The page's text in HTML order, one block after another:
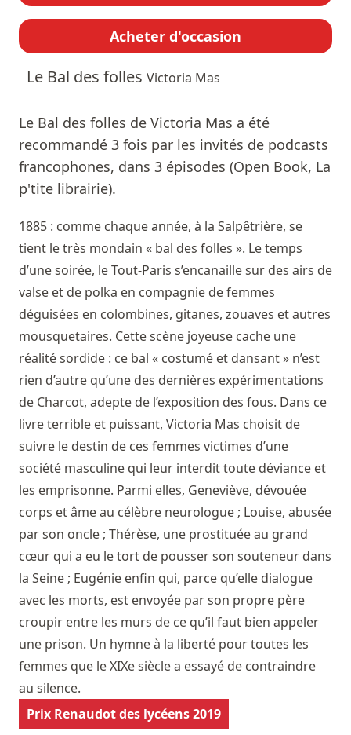
Acheter d'occasion
Le Bal des folles Victoria Mas
Le Bal des folles de Victoria Mas a été
recommandé 3 fois par les invités de podcasts
francophones, dans 3 épisodes (Open Book, La
p'tite librairie).
1885 : comme chaque année, à la Salpêtrière, se
tient le très mondain « bal des folles ». Le temps
d’une soirée, le Tout-Paris s’encanaille sur des airs de
valse et de polka en compagnie de femmes
déguisées en colombines, gitanes, zouaves et autres
mousquetaires. Cette scène joyeuse cache une
réalité sordide : ce bal « costumé et dansant » n’est
rien d’autre qu’une des dernières expérimentations
de Charcot, adepte de l’exposition des fous. Dans ce
livre terrible et puissant, Victoria Mas choisit de
suivre le destin de ces femmes victimes d’une
société masculine qui leur interdit toute déviance et
les emprisonne. Parmi elles, Geneviève, dévouée
corps et âme au célèbre neurologue ; Louise, abusée
par son oncle ; Thérèse, une prostituée au grand
cœur qui a eu le tort de pousser son souteneur dans
la Seine ; Eugénie enfin qui, parce qu’elle dialogue
avec les morts, est envoyée par son propre père
croupir entre les murs de ce qu’il faut bien appeler
une prison. Un hymne à la liberté pour toutes les
femmes que le XIXe siècle a essayé de contraindre
au silence.
Prix Renaudot des lycéens 2019